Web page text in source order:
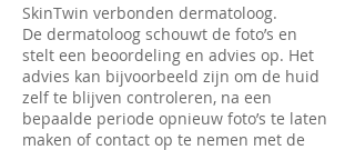
SkinTwin verbonden dermatoloog.
De dermatoloog schouwt de foto’s en
stelt een beoordeling en advies op. Het
advies kan bijvoorbeeld zijn om de huid
zelf te blijven controleren, na een
bepaalde periode opnieuw foto’s te laten
maken of contact op te nemen met de